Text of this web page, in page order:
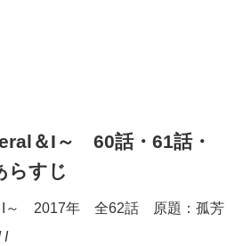
＆I～ 60話・61話・
すじ
I～ 2017年 全62話 原題：孤芳
I